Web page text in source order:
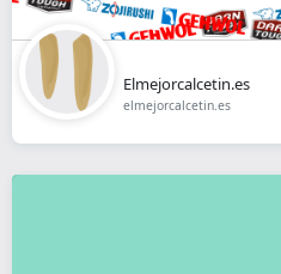
Elmejorcalcetin.es
elmejorcalcetin.es